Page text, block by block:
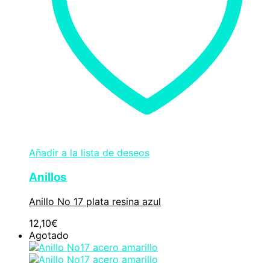
Añadir a la lista de deseos
Anillos
Anillo No 17 plata resina azul
12,10€
Agotado